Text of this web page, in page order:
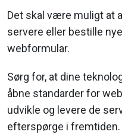
Det skal være muligt at
servere eller bestille
webformular.
Sørg for, at dine
åbne standarder for
udvikle og levere de
efterspørge i fremtiden.